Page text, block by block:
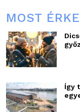
MOST
Így